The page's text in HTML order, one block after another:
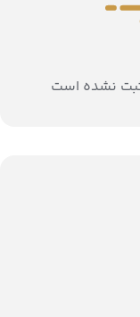
نشده است